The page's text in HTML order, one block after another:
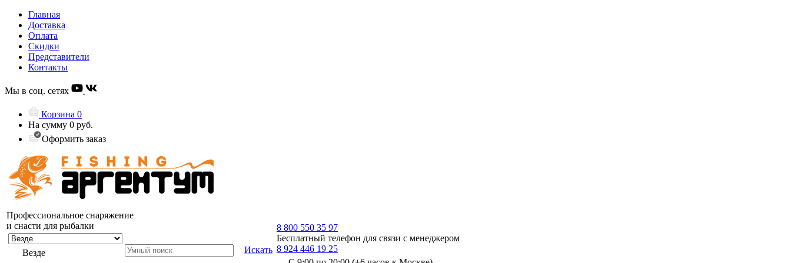
Главная
Доставка
Оплата
Скидки
Представители
Контакты
Мы в соц. сетях
Корзина 0
На сумму 0 руб.
Оформить заказ
Профессиональное снаряжение
и снасти для рыбалки
Везде Искать
8 800 550 35 97
Бесплатный телефон для связи с менеджером
8 924 446 19 25